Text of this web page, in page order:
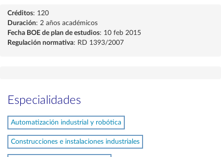
Créditos: 120
Duración: 2 años académicos
Fecha BOE de plan de estudios: 10 feb 2015
Regulación normativa: RD 1393/2007
Especialidades
Automatización industrial y robótica
Construcciones e instalaciones industriales